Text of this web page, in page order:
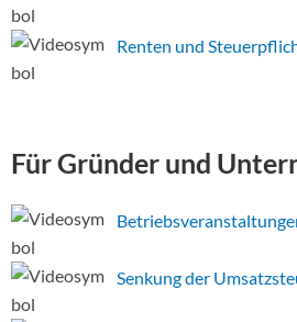
Renten und
Für Gründer und
Senkung der